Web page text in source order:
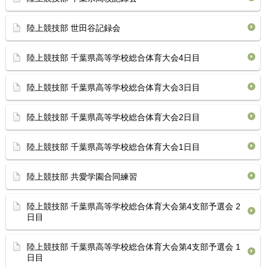
陸上競技部 世田谷記録会
陸上競技部 千葉県高等学校総合体育⁡大会4日目
陸上競技部 千葉県高等学校総合体育⁡大会3日目
陸上競技部 千葉県高等学校総合体育⁡大会2日目
陸上競技部 千葉県高等学校総合体育⁡大会1日目
陸上競技部 共愛学園合同練習
陸上競技部 千葉県高等学校総合体育⁡大会第4支部予選会 2
日目
陸上競技部 千葉県高等学校総合体育⁡大会第4支部予選会 1
日目